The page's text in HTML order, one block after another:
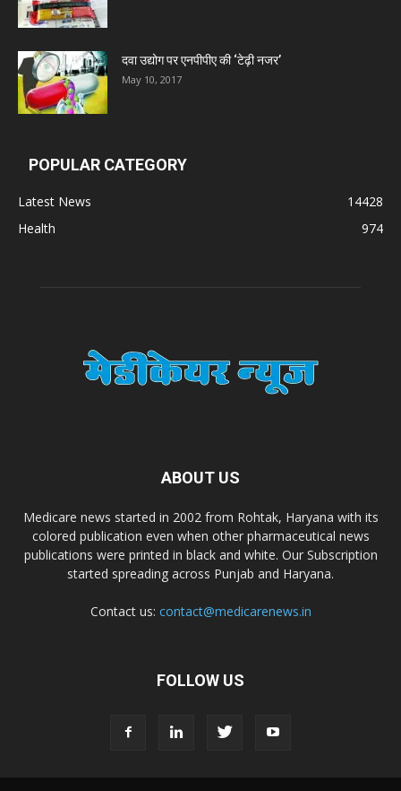
दवा उद्योग पर एनपीपीए की ‘टेढ़ी नजर’
May 10, 2017
POPULAR CATEGORY
Latest News
14428
Health
974
ABOUT US
Medicare news started in 2002 from Rohtak, Haryana with its
colored publication even when other pharmaceutical news
publications were printed in black and white. Our Subscription
started spreading across Punjab and Haryana.
Contact us: contact@medicarenews.in
FOLLOW US